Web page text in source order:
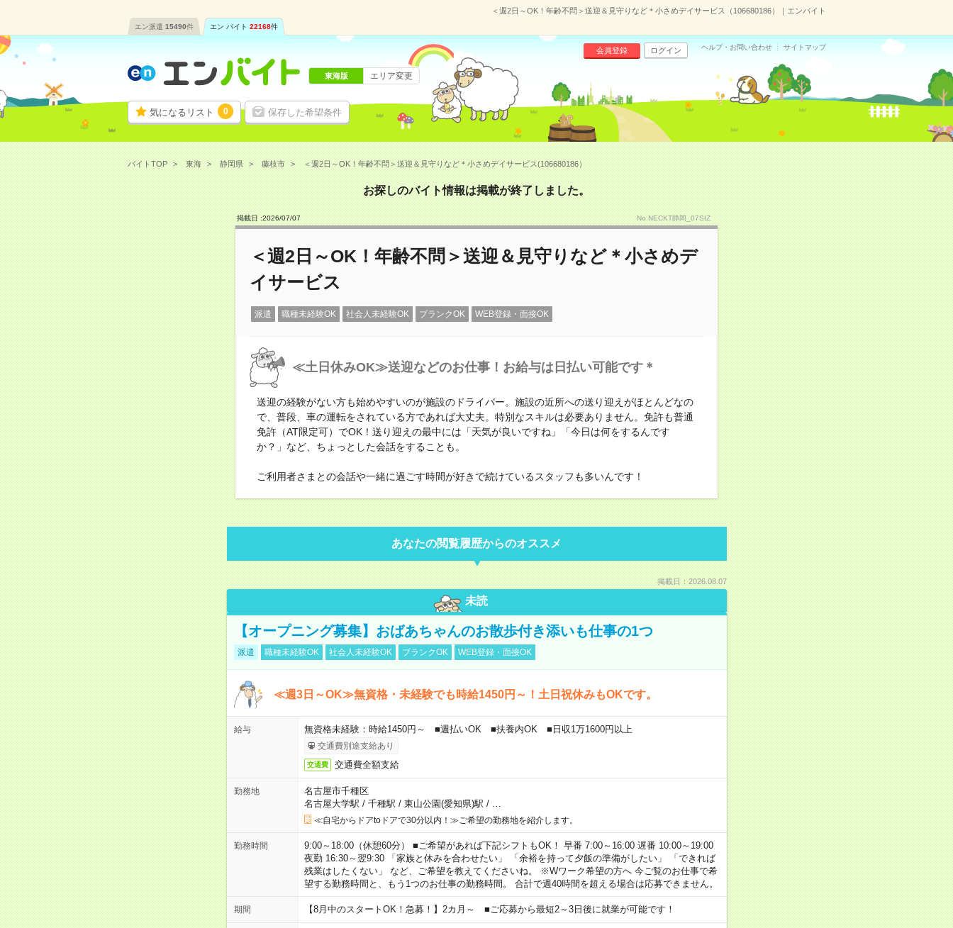
＜週2日～OK！年齢不問＞送迎＆見守りなど＊小さめデイサービス（106680186）｜エンバイト
エン派遣 15490件 エン バイト 22168件
気になるリスト 0 保存した希望条件
会員登録 ログイン ヘルプ・お問い合わせ サイトマップ
東海版 エリア変更
バイトTOP 東海 静岡県 藤枝市 ＜週2日～OK！年齢不問＞送迎＆見守りなど＊小さめデイサービス(106680186）
お探しのバイト情報は掲載が終了しました。
掲載日 :2026/07/07 No.NECKT静岡_07SIZ
＜週2日～OK！年齢不問＞送迎＆見守りなど＊小さめデ
イサービス
派遣 職種未経験OK 社会人未経験OK ブランクOK WEB登録・面接OK
≪土日休みOK≫送迎などのお仕事！お給与は日払い可能です＊
送迎の経験がない方も始めやすいのが施設のドライバー。施設の近所への送り迎えがほとんどなの
で、普段、車の運転をされている方であれば大丈夫。特別なスキルは必要ありません。免許も普通
免許（AT限定可）でOK！送り迎えの最中には「天気が良いですね」「今日は何をするんです
か？」など、ちょっとした会話をすることも。
ご利用者さまとの会話や一緒に過ごす時間が好きで続けているスタッフも多いんです！
あなたの閲覧履歴からのオススメ
掲載日：2026.08.07
未読
【オープニング募集】おばあちゃんのお散歩付き添いも仕事の1つ
派遣 職種未経験OK 社会人未経験OK ブランクOK WEB登録・面接OK
≪週3日～OK≫無資格・未経験でも時給1450円～！土日祝休みもOKです。
給与 無資格未経験：時給1450円～ ■週払いOK ■扶養内OK ■日収1万1600円以上
交通費別途支給あり
交通費 交通費全額支給
勤務地
名古屋市千種区
名古屋大学駅 / 千種駅 / 東山公園(愛知県)駅 /
≪自宅からドアtoドアで30分以内！≫ご希望の勤務地を紹介します。
勤務時間
9:00～18:00（休憩60分） ■ご希望があれば下記シフトもOK！ 早番 7:00～16:00 遅番 10:00～19:00
夜勤 16:30～翌9:30 「家族と休みを合わせたい」 「余裕を持って夕飯の準備がしたい」 「できれば
残業はしたくない」 など、ご希望を教えてくださいね。 ※Wワーク希望の方へ 今ご覧のお仕事で希
望する勤務時間と、もう1つのお仕事の勤務時間。 合計で週40時間を超える場合は応募できません。
期間 【8月中のスタートOK！急募！】2カ月～ ■ご応募から最短2～3日後に就業が可能です！